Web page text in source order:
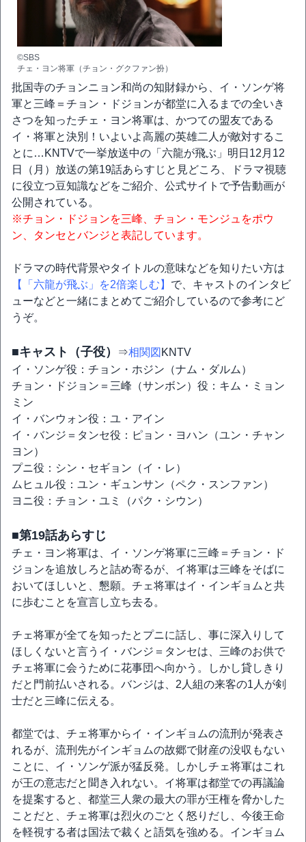
©SBS
チェ・ヨン将軍（チョン・グクファン扮）
批国寺のチョンニョン和尚の知財録から、イ・ソンゲ将
軍と三峰＝チョン・ドジョンが都堂に入るまでの全いき
さつを知ったチェ・ヨン将軍は、かつての盟友である
イ・将軍と決別！いよいよ高麗の英雄二人が敵対するこ
とに…KNTVで一挙放送中の「六龍が飛ぶ」明日12月12
日（月）放送の第19話あらすじと見どころ、ドラマ視聴
に役立つ豆知識などをご紹介、公式サイトで予告動画が
公開されている。
※チョン・ドジョンを三峰、チョン・モンジュをポウ
ン、タンセとバンジと表記しています。
ドラマの時代背景やタイトルの意味などを知りたい方は
【「六龍が飛ぶ」を2倍楽しむ】 で、キャストのインタビ
ューなどと一緒にまとめてご紹介しているので参考にど
うぞ。
■キャスト（子役） ⇒相関図 KNTV
イ・ソンゲ役：チョン・ホジン（ナム・ダルム）
チョン・ドジョン＝三峰（サンボン）役：キム・ミョン
ミン
イ・バンウォン役：ユ・アイン
イ・バンジ＝タンセ役：ピョン・ヨハン（ユン・チャン
ヨン）
プニ役：シン・セギョン（イ・レ）
ムヒュル役：ユン・ギュンサン（ペク・スンファン）
ヨニ役：チョン・ユミ（パク・シウン）
■第19話あらすじ
チェ・ヨン将軍は、イ・ソンゲ将軍に三峰＝チョン・ド
ジョンを追放しろと詰め寄るが、イ将軍は三峰をそばに
おいてほしいと、懇願。チェ将軍はイ・インギョムと共
に歩むことを宣言し立ち去る。
チェ将軍が全てを知ったとプニに話し、事に深入りして
ほしくないと言うイ・バンジ＝タンセは、三峰のお供で
チェ将軍に会うために花事団へ向かう。しかし貸しきり
だと門前払いされる。バンジは、2人組の来客の1人が剣
士だと三峰に伝える。
都堂では、チェ将軍からイ・インギョムの流刑が発表さ
れるが、流刑先がインギョムの故郷で財産の没収もない
ことに、イ・ソンゲ派が猛反発。しかしチェ将軍はこれ
が王の意志だと聞き入れない。イ将軍は都堂での再議論
を提案すると、都堂三人衆の最大の罪が王権を脅かした
ことだと、チェ将軍は烈火のごとく怒りだし、今後王命
を軽視する者は国法で裁くと語気を強める。インギョム